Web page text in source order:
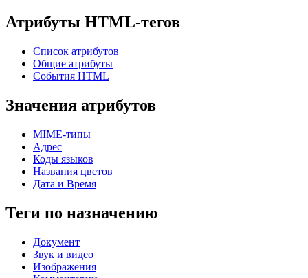
Атрибуты HTML-тегов
Список атрибутов
Общие атрибуты
События HTML
Значения атрибутов
MIME-типы
Адрес
Коды языков
Названия цветов
Дата и Время
Теги по назначению
Документ
Звук и видео
Изображения